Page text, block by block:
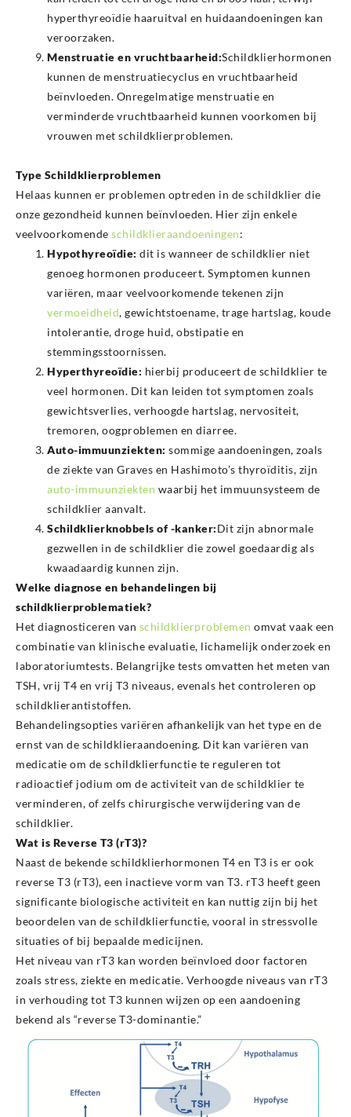
hyperthyreoïdie haaruitval en huidaandoeningen kan
veroorzaken.
Menstruatie en vruchtbaarheid:Schildklierhormonen
kunnen de menstruatiecyclus en vruchtbaarheid
beïnvloeden. Onregelmatige menstruatie en
verminderde vruchtbaarheid kunnen voorkomen bij
vrouwen met schildklierproblemen.
Type Schildklierproblemen
Helaas kunnen er problemen optreden in de schildklier die
onze gezondheid kunnen beïnvloeden. Hier zijn enkele
veelvoorkomende schildklieraandoeningen:
Hypothyreoïdie: dit is wanneer de schildklier niet
genoeg hormonen produceert. Symptomen kunnen
variëren, maar veelvoorkomende tekenen zijn
vermoeidheid, gewichtstoename, trage hartslag, koude
intolerantie, droge huid, obstipatie en
stemmingsstoornissen.
Hyperthyreoïdie: hierbij produceert de schildklier te
veel hormonen. Dit kan leiden tot symptomen zoals
gewichtsverlies, verhoogde hartslag, nervositeit,
tremoren, oogproblemen en diarree.
Auto-immuunziekten: sommige aandoeningen, zoals
de ziekte van Graves en Hashimoto’s thyroïditis, zijn
auto-immuunziekten waarbij het immuunsysteem de
schildklier aanvalt.
Schildklierknobbels of -kanker:Dit zijn abnormale
gezwellen in de schildklier die zowel goedaardig als
kwaadaardig kunnen zijn.
Welke diagnose en behandelingen bij
schildklierproblematiek?
Het diagnosticeren van schildklierproblemen omvat vaak een
combinatie van klinische evaluatie, lichamelijk onderzoek en
laboratoriumtests. Belangrijke tests omvatten het meten van
TSH, vrij T4 en vrij T3 niveaus, evenals het controleren op
schildklierantistoffen.
Behandelingsopties variëren afhankelijk van het type en de
ernst van de schildklieraandoening. Dit kan variëren van
medicatie om de schildklierfunctie te reguleren tot
radioactief jodium om de activiteit van de schildklier te
verminderen, of zelfs chirurgische verwijdering van de
schildklier.
Wat is Reverse T3 (rT3)?
Naast de bekende schildklierhormonen T4 en T3 is er ook
reverse T3 (rT3), een inactieve vorm van T3. rT3 heeft geen
significante biologische activiteit en kan nuttig zijn bij het
beoordelen van de schildklierfunctie, vooral in stressvolle
situaties of bij bepaalde medicijnen.
Het niveau van rT3 kan worden beïnvloed door factoren
zoals stress, ziekte en medicatie. Verhoogde niveaus van rT3
in verhouding tot T3 kunnen wijzen op een aandoening
bekend als “reverse T3-dominantie.”